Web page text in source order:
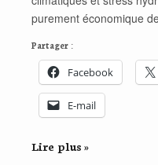
purement économique
Partager :
Facebook
E-mail
Lire plus »